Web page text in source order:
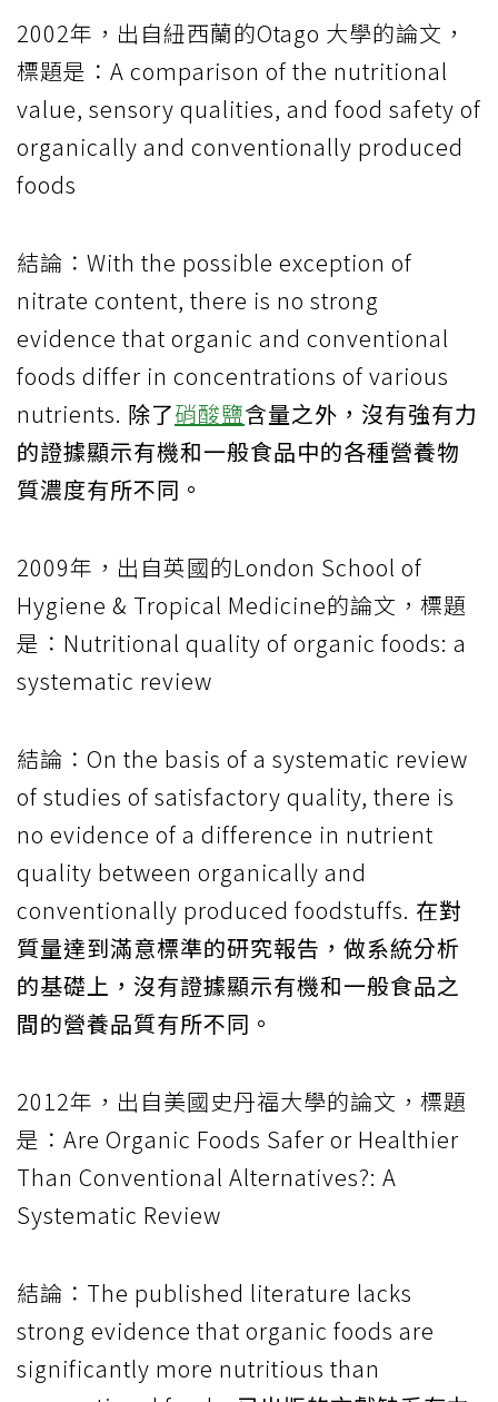
2002年，出自紐西蘭的Otago 大學的論文，
標題是：A comparison of the nutritional
value, sensory qualities, and food safety of
organically and conventionally produced
foods
結論：With the possible exception of
nitrate content, there is no strong
evidence that organic and conventional
foods differ in concentrations of various
nutrients. 除了硝酸鹽含量之外，沒有強有力
的證據顯示有機和一般食品中的各種營養物
質濃度有所不同。
2009年，出自英國的London School of
Hygiene & Tropical Medicine的論文，標題
是：Nutritional quality of organic foods: a
systematic review
結論：On the basis of a systematic review
of studies of satisfactory quality, there is
no evidence of a difference in nutrient
quality between organically and
conventionally produced foodstuffs. 在對
質量達到滿意標準的研究報告，做系統分析
的基礎上，沒有證據顯示有機和一般食品之
間的營養品質有所不同。
2012年，出自美國史丹福大學的論文，標題
是：Are Organic Foods Safer or Healthier
Than Conventional Alternatives?: A
Systematic Review
結論：The published literature lacks
strong evidence that organic foods are
significantly more nutritious than